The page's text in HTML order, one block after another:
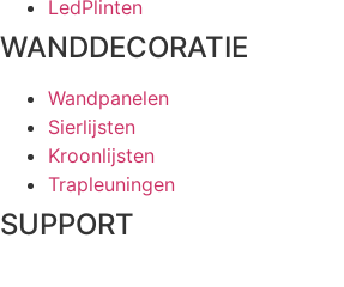
LedPlinten
WANDDECORATIE
Wandpanelen
Sierlijsten
Kroonlijsten
Trapleuningen
SUPPORT